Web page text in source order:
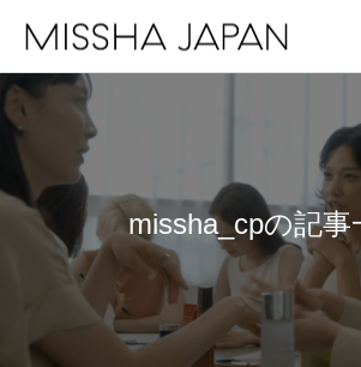
missha_cpの記事